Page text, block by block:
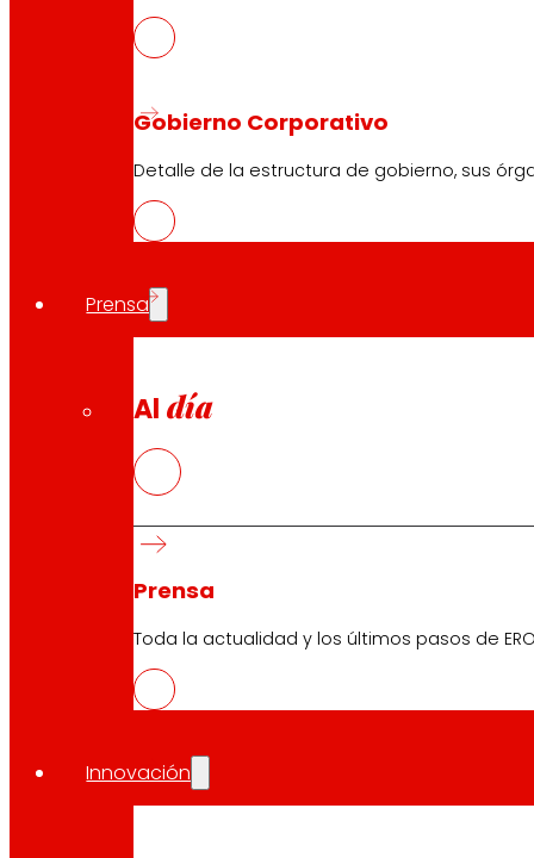
Gobierno Corporativo
Detalle de la estructura de gobierno, sus
Prensa
Al día
Prensa
Toda la actualidad y los últimos pasos de
Innovación